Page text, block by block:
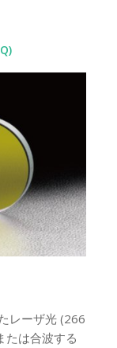
レーザ光 (266
たは合波する